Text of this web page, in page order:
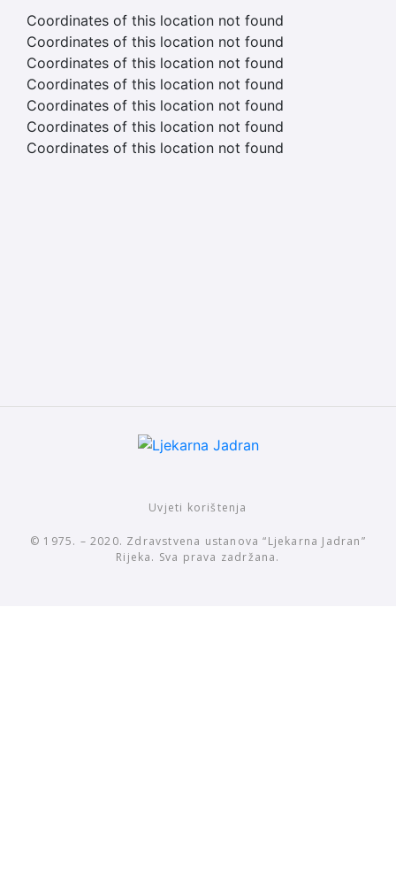
Coordinates of this location not found
Coordinates of this location not found
Coordinates of this location not found
Coordinates of this location not found
Coordinates of this location not found
Coordinates of this location not found
Coordinates of this location not found
Uvjeti korištenja
© 1975. – 2020. Zdravstvena ustanova “Ljekarna Jadran”
Rijeka. Sva prava zadržana.